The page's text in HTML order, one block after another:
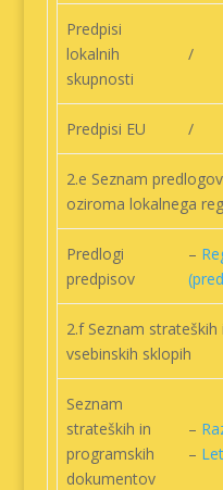
Predpisi
lokalnih
skupnosti
/
Predpisi EU /
2.e Seznam
oziroma lokalnega
Predlogi
predpisov
–
2.f Seznam
vsebinskih sklopih
Seznam
strateških in
programskih
dokumentov
–
–